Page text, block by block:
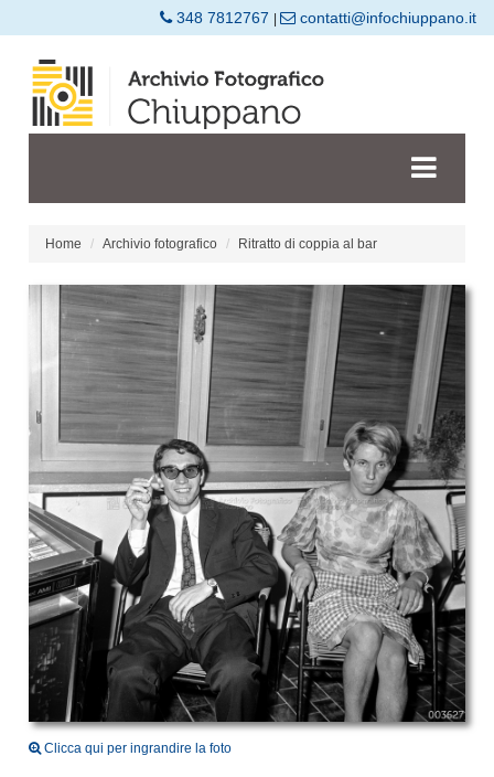
348 7812767 contatti@infochiuppano.it
Home Archivio fotografico Ritratto di coppia al bar
Clicca qui per ingrandire la foto